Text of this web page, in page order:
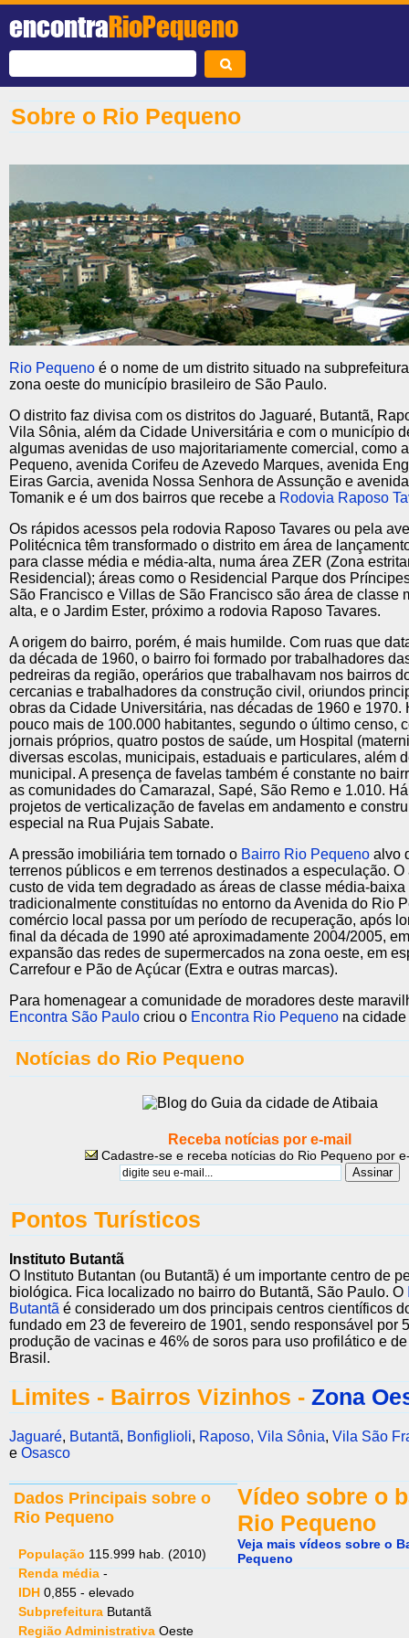
encontraRioPequeno
Sobre o Rio Pequeno
Rio Pequeno é o nome de um distrito situado na
zona oeste do município brasileiro de São Paulo.
O distrito faz divisa com os distritos do Jaguaré, Butantã,
Vila Sônia, além da Cidade Universitária e com o município
algumas avenidas de uso majoritariamente comercial, como
Pequeno, avenida Corifeu de Azevedo Marques, avenida
Eiras Garcia, avenida Nossa Senhora de Assunção e
Tomanik e é um dos bairros que recebe a Rodovia Raposo
Os rápidos acessos pela rodovia Raposo Tavares ou pela
Politécnica têm transformado o distrito em área de
para classe média e média-alta, numa área ZER (Zona
Residencial); áreas como o Residencial Parque dos
São Francisco e Villas de São Francisco são área de classe
alta, e o Jardim Ester, próximo a rodovia Raposo Tavares.
A origem do bairro, porém, é mais humilde. Com ruas que
da década de 1960, o bairro foi formado por trabalhadores
pedreiras da região, operários que trabalhavam nos bairros
cercanias e trabalhadores da construção civil, oriundos
obras da Cidade Universitária, nas décadas de 1960 e 1970.
pouco mais de 100.000 habitantes, segundo o último censo,
jornais próprios, quatro postos de saúde, um Hospital
diversas escolas, municipais, estaduais e particulares, além
municipal. A presença de favelas também é constante no
as comunidades do Camarazal, Sapé, São Remo e 1.010.
projetos de verticalização de favelas em andamento e
especial na Rua Pujais Sabate.
A pressão imobiliária tem tornado o Bairro Rio Pequeno alvo
terrenos públicos e em terrenos destinados a especulação. O
custo de vida tem degradado as áreas de classe média-baixa
tradicionalmente constituídas no entorno da Avenida do Rio
comércio local passa por um período de recuperação, após
final da década de 1990 até aproximadamente 2004/2005,
expansão das redes de supermercados na zona oeste, em
Carrefour e Pão de Açúcar (Extra e outras marcas).
Para homenagear a comunidade de moradores deste
Encontra São Paulo criou o Encontra Rio Pequeno na cidade
Notícias do Rio Pequeno
Receba notícias por e-mail
Cadastre-se e receba notícias do Rio Pequeno por
Pontos Turísticos
Instituto Butantã
O Instituto Butantan (ou Butantã) é um importante centro de
biológica. Fica localizado no bairro do Butantã, São Paulo. O
Butantã é considerado um dos principais centros científicos
fundado em 23 de fevereiro de 1901, sendo responsável por
produção de vacinas e 46% de soros para uso profilático e
Brasil.
Limites - Bairros Vizinhos - Zona
Jaguaré, Butantã, Bonfiglioli, Raposo, Vila Sônia, Vila São
e Osasco
Dados Principais sobre o
Rio Pequeno
População 115.999 hab. (2010)
Renda média-
IDH 0,855 - elevado
Subprefeitura Butantã
Região Administrativa Oeste
Vídeo sobre o
Rio Pequeno
Veja mais vídeos sobre o
Pequeno